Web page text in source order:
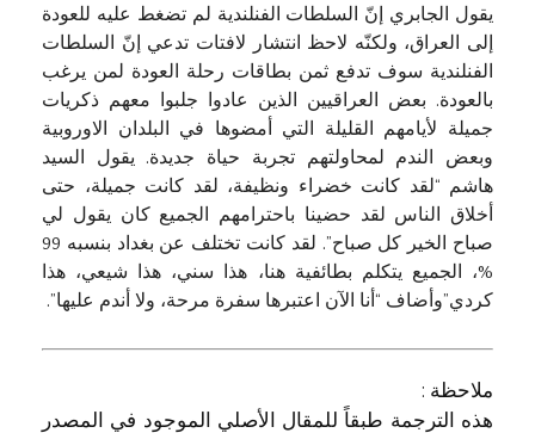
يقول الجابري إنّ السلطات الفنلندية لم تضغط عليه للعودة
إلى العراق، ولكنّه لاحظ انتشار لافتات تدعي إنّ السلطات
الفنلندية سوف تدفع ثمن بطاقات رحلة العودة لمن يرغب
بالعودة. بعض العراقيين الذين عادوا جلبوا معهم ذكريات
جميلة لأيامهم القليلة التي أمضوها في البلدان الاوروبية
وبعض الندم لمحاولتهم تجربة حياة جديدة. يقول السيد
هاشم “لقد كانت خضراء ونظيفة، لقد كانت جميلة، حتى
أخلاق الناس لقد حضينا باحترامهم الجميع كان يقول لي
صباح الخير كل صباح”. لقد كانت تختلف عن بغداد بنسبه 99
%، الجميع يتكلم بطائفية هنا، هذا سني، هذا شيعي، هذا
كردي”وأضاف “أنا الآن اعتبرها سفرة مرحة، ولا أندم عليها”.
ملاحظة :
هذه الترجمة طبقاً للمقال الأصلي الموجود في المصدر